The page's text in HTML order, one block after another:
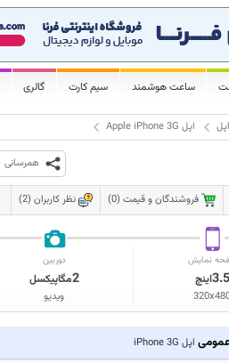
ساعت هوشمند سیم کارت گالری
اپل اپل Apple iPhone 3G
همرسانی
فروشندگان و قیمت (0) نظر کاربران (2)
نمایش
3.5اینچ
دوربین
2مگاپیکسل
ویدیو
اپل iPhone 3G